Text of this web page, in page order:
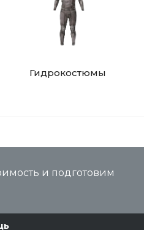
Гидрокостюмы
и подготовим